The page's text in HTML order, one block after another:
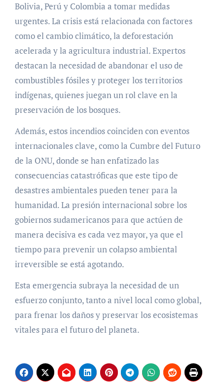
Bolivia, Perú y Colombia a tomar medidas
urgentes. La crisis está relacionada con factores
como el cambio climático, la deforestación
acelerada y la agricultura industrial. Expertos
destacan la necesidad de abandonar el uso de
combustibles fósiles y proteger los territorios
indígenas, quienes juegan un rol clave en la
preservación de los bosques.
Además, estos incendios coinciden con eventos
internacionales clave, como la Cumbre del Futuro
de la ONU, donde se han enfatizado las
consecuencias catastróficas que este tipo de
desastres ambientales pueden tener para la
humanidad. La presión internacional sobre los
gobiernos sudamericanos para que actúen de
manera decisiva es cada vez mayor, ya que el
tiempo para prevenir un colapso ambiental
irreversible se está agotando.
Esta emergencia subraya la necesidad de un
esfuerzo conjunto, tanto a nivel local como global,
para frenar los daños y preservar los ecosistemas
vitales para el futuro del planeta​.